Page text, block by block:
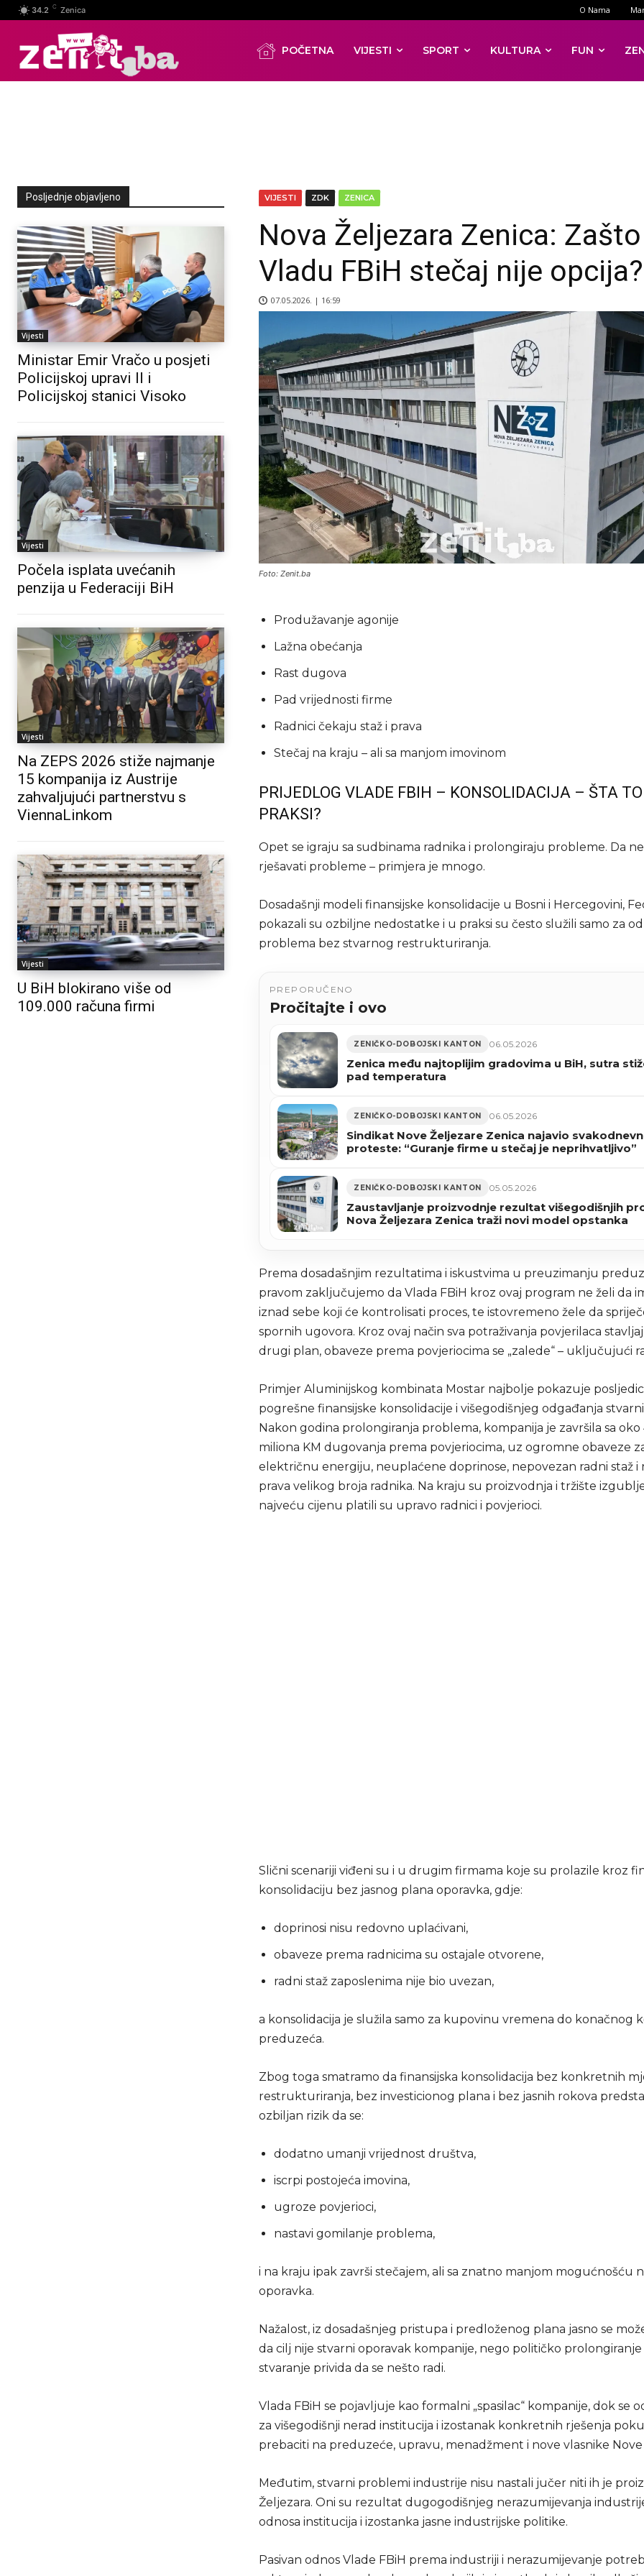
34.2 C Zenica O Nama
POČETNA VIJESTI SPORT KULTURA FUN
Posljednje objavljeno
Vijesti
Ministar Emir Vračo u posjeti
Policijskoj upravi II i
Policijskoj stanici Visoko
Vijesti
Počela isplata uvećanih
penzija u Federaciji BiH
Vijesti
Na ZEPS 2026 stiže najmanje
15 kompanija iz Austrije
zahvaljujući partnerstvu s
ViennaLinkom
Vijesti
U BiH blokirano više od
109.000 računa firmi
VIJESTI ZDK ZENICA
Nova Željezara Zenica:
Vladu FBiH stečaj nije opcija?
07.05.2026. | 16:59
Foto: Zenit.ba
Produžavanje agonije
Lažna obećanja
Rast dugova
Pad vrijednosti firme
Radnici čekaju staž i prava
Stečaj na kraju – ali sa manjom imovinom
PRIJEDLOG VLADE FBIH – KONSOLIDACIJA – ŠTA
PRAKSI?
Opet se igraju sa sudbinama radnika i prolongiraju probleme. Da
rješavati probleme – primjera je mnogo.
Dosadašnji modeli finansijske konsolidacije u Bosni i Hercegovini,
pokazali su ozbiljne nedostatke i u praksi su često služili samo za
problema bez stvarnog restrukturiranja.
PREPORUČENO
Pročitajte i ovo
ZENIČKO-DOBOJSKI KANTON 06.05.2026
Zenica među najtoplijim gradovima u BiH, sutra
pad temperatura
ZENIČKO-DOBOJSKI KANTON 06.05.2026
Sindikat Nove Željezare Zenica najavio
proteste: “Guranje firme u stečaj je neprihvatljivo”
ZENIČKO-DOBOJSKI KANTON 05.05.2026
Zaustavljanje proizvodnje rezultat višegodišnjih
Nova Željezara Zenica traži novi model opstanka
Prema dosadašnjim rezultatima i iskustvima u preuzimanju
pravom zaključujemo da Vlada FBiH kroz ovaj program ne želi da
iznad sebe koji će kontrolisati proces, te istovremeno žele da
spornih ugovora. Kroz ovaj način sva potraživanja povjerilaca
drugi plan, obaveze prema povjeriocima se „zalede“ – uključujući
Primjer Aluminijskog kombinata Mostar najbolje pokazuje
pogrešne finansijske konsolidacije i višegodišnjeg odgađanja
Nakon godina prolongiranja problema, kompanija je završila sa oko
miliona KM dugovanja prema povjeriocima, uz ogromne obaveze
električnu energiju, neuplaćene doprinose, nepovezan radni staž i
prava velikog broja radnika. Na kraju su proizvodnja i tržište
najveću cijenu platili su upravo radnici i povjerioci.
Slični scenariji viđeni su i u drugim firmama koje su prolazile kroz
konsolidaciju bez jasnog plana oporavka, gdje:
doprinosi nisu redovno uplaćivani,
obaveze prema radnicima su ostajale otvorene,
radni staž zaposlenima nije bio uvezan,
a konsolidacija je služila samo za kupovinu vremena do konačnog
preduzeća.
Zbog toga smatramo da finansijska konsolidacija bez konkretnih
restrukturiranja, bez investicionog plana i bez jasnih rokova
ozbiljan rizik da se:
dodatno umanji vrijednost društva,
iscrpi postojeća imovina,
ugroze povjerioci,
nastavi gomilanje problema,
i na kraju ipak završi stečajem, ali sa znatno manjom mogućnošću
oporavka.
Nažalost, iz dosadašnjeg pristupa i predloženog plana jasno se
da cilj nije stvarni oporavak kompanije, nego političko
stvaranje privida da se nešto radi.
Vlada FBiH se pojavljuje kao formalni „spasilac“ kompanije, dok se
za višegodišnji nerad institucija i izostanak konkretnih rješenja
prebaciti na preduzeće, upravu, menadžment i nove vlasnike Nove
Međutim, stvarni problemi industrije nisu nastali jučer niti ih je
Željezara. Oni su rezultat dugogodišnjeg nerazumijevanja
odnosa institucija i izostanka jasne industrijske politike.
Pasivan odnos Vlade FBiH prema industriji i nerazumijevanje